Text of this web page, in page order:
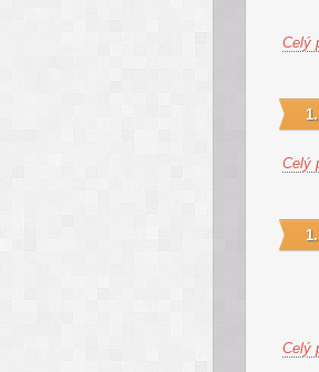
Celý
Celý
Celý